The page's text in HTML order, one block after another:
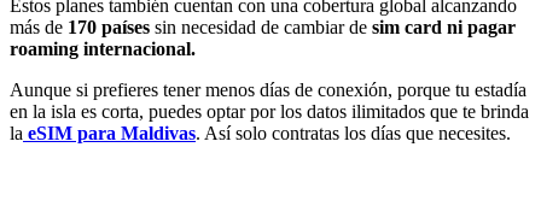
Estos planes también cuentan con una cobertura global alcanzando
más de 170 países sin necesidad de cambiar de sim card ni pagar
roaming internacional.
Aunque si prefieres tener menos días de conexión, porque tu estadía
en la isla es corta, puedes optar por los datos ilimitados que te brinda
la eSIM para Maldivas. Así solo contratas los días que necesites.